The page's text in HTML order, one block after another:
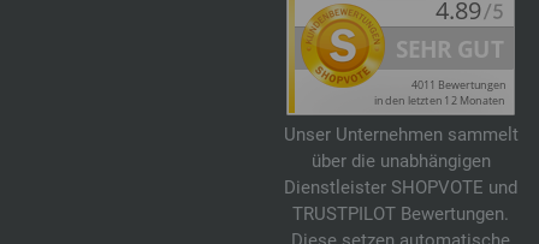
Unser Unternehmen sammelt
über die unabhängigen
Dienstleister SHOPVOTE und
TRUSTPILOT Bewertungen.